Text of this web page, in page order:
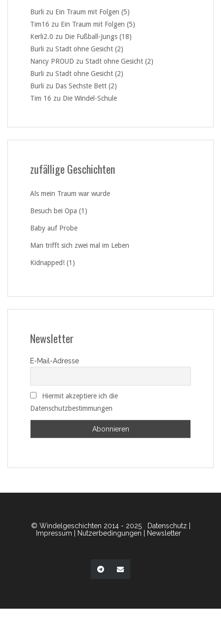
Burli zu Ein Traum mit Folgen (5)
Tim16 zu Ein Traum mit Folgen (5)
Kerli2.0 zu Die Fußball-Jungs (18)
Burli zu Stadt ohne Gesicht (2)
Nancy PROUD zu Stadt ohne Gesicht (2)
Burli zu Stadt ohne Gesicht (2)
Burli zu Das Sechste Bett (2)
Tim 16 zu Die Windel-Schule
zufällige Geschichten
Als mein Traum war wurde
Besuch bei Opa (1)
Baby auf Probe
Man trifft sich zwei mal im Leben
Kidnapped! (1)
Newsletter
E-Mail-Adresse
Hiermit akzeptiere ich die
Datenschutzbestimmungen
© Windelgeschichten 2014 - 2025 Datenschutz
Impressum
Nutzerbedingungen Newsletter